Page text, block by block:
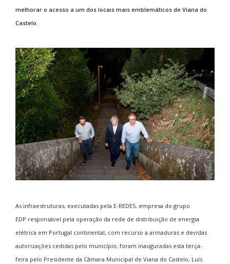
melhorar o acesso a um dos locais mais emblemáticos de Viana do
Castelo.
As infraestruturas, executadas pela E-REDES, empresa do grupo
EDP responsável pela operação da rede de distribuição de energia
elétrica em Portugal continental, com recurso a armaduras e devidas
autorizações cedidas pelo município, foram inauguradas esta terça-
feira pelo Presidente da Câmara Municipal de Viana do Castelo, Luís